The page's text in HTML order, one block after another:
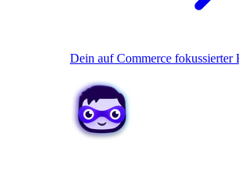
Dein auf Commerce fokussierter